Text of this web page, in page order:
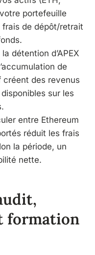
portefeuille
frais de dépôt/retrait
la détention d’APEX
de
des revenus
sur les
entre Ethereum
réduit les frais
la période, un
nette.
formation